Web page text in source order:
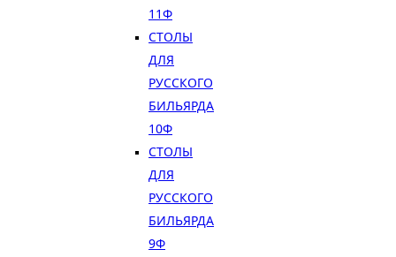
11Ф
СТОЛЫ
ДЛЯ
РУССКОГО
БИЛЬЯРДА
10Ф
СТОЛЫ
ДЛЯ
РУССКОГО
БИЛЬЯРДА
9Ф